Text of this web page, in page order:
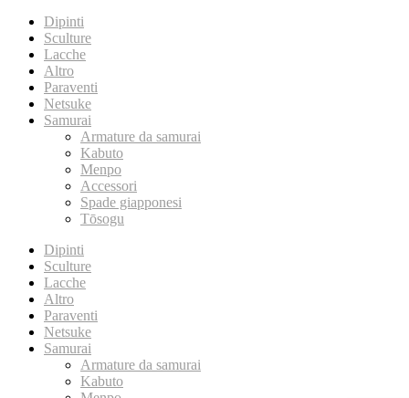
Dipinti
Sculture
Lacche
Altro
Paraventi
Netsuke
Samurai
Armature da samurai
Kabuto
Menpo
Accessori
Spade giapponesi
Tōsogu
Dipinti
Sculture
Lacche
Altro
Paraventi
Netsuke
Samurai
Armature da samurai
Kabuto